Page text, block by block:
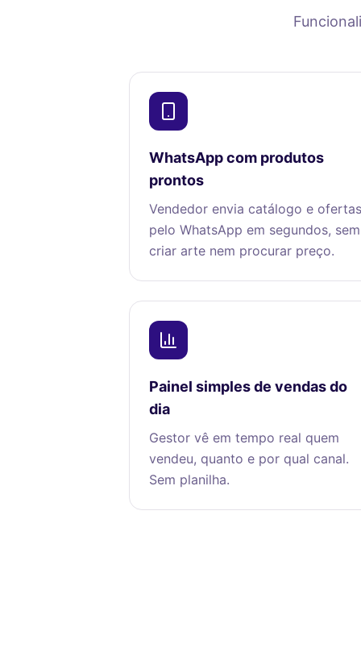
WhatsApp com produtos
prontos
Vendedor envia catálogo e ofertas
pelo WhatsApp em segundos, sem
criar arte nem procurar preço.
Painel simples de vendas do
dia
Gestor vê em tempo real quem
vendeu, quanto e por qual canal.
Sem planilha.